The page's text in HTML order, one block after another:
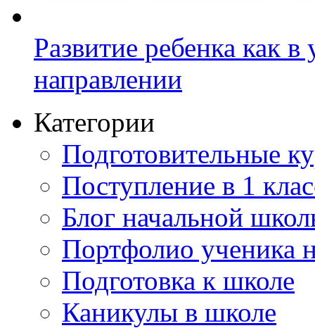
Развитие ребенка как
направлении
Категории
Подготовительные
Поступление в 1
Блог начальной
Портфолио ученика
Подготовка к школе
Каникулы в школе